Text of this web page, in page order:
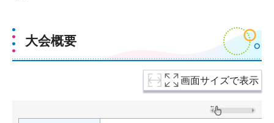
大会概要
画面サイズで表示